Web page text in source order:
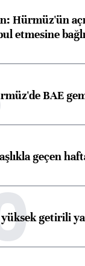
Hürmüz'ün
etmesine bağlı
BAE
geçen
getirili